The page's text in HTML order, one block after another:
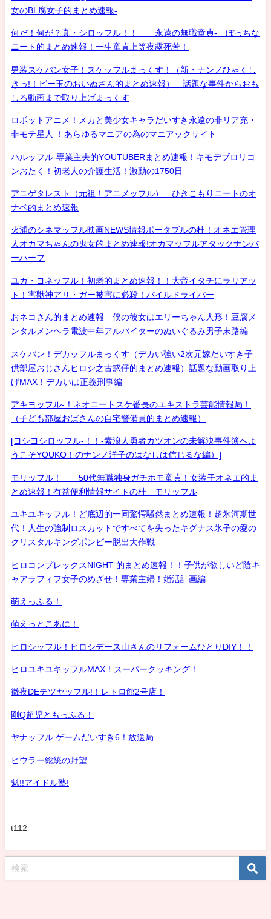
女のBL腐女子的まとめ速報-
何だ！何が？真・シロッフル！！ 永遠の無職童貞- ぼっちな
ニート的まとめ速報！一生童貞上等夜露死苦！
男装スケバン女子！スケッフルまっくす！（新・ナンノひゃくし
きっ!！ビー玉のおいぬさん的まとめ速報） 話題な事件からおも
しろ動画まで取り上げまっくす
ロボットアニメ！メカと美少女キャラだいすき永遠の非リア充・
非モテ星人 ！あらゆるマニアの為のマニアックサイト
ハルッフル-専業主夫的YOUTUBERまとめ速報！キモデブロリコ
ンおたく！初老人の介護生活！激動の1750日
アニゲタレスト（元祖！アニメッフル） ひきこもりニートのオ
ナベ的まとめ速報
火浦のシネマッフル映画NEWS情報ポータブルの杜！オネエ管理
人オカマちゃんの鬼女的まとめ速報!オカマッフルアタックナンバ
ーハーフ
ユカ・ヨネッフル！初老的まとめ速報！！大帝イタチにラリアッ
ト！害獣神アリ・ガー被害に必殺！パイルドライバー
おネコさん的まとめ速報 僕の彼女はエリーちゃん人形！豆腐メ
ンタルメンヘラ電波中年アルバイターのぬいぐるみ男子末路編
スケバン！デカッフルまっくす（デカい強い2次元嫁だいすき子
供部屋おじさんヒロシ之古惑仔的まとめ速報）話題な動画取り上
げMAX！デカいは正義刑事編
アキヨッフル-！ネオニートスケ番長のエキストラ芸能情報局！
（子ども部屋おばさんの自宅警備員的まとめ速報）
[ヨシヨシロッフル-！！-素浪人勇者カツオンの未解決事件簿へよ
うこそYOUKO！のナンノ洋子のはなしは信じるな編）]
モリッフル！ 50代無職独身ガチホモ童貞！女装子オネエ的ま
とめ速報！有益便利情報サイトの杜 モリッフル
ユキユキッフル！ど底辺的一同驚愕騒然まとめ速報！超氷河期世
代！人生の強制ロスカットですべてを失ったキグナス氷子の愛の
クリスタルキングボンビー脱出大作戦
ヒロコンプレックスNIGHT 的まとめ速報！！子供が欲しいど陰キ
ャアラフィフ女子のめざせ！専業主婦！婚活計画編
萌えっふる！
萌えっとこあに！
ヒロシッフル！ヒロシデース山さんのリフォームひとりDIY！！
ヒロユキユキッフルMAX！スーパークッキング！
徹夜DEテツヤッフル!！レトロ館2号店！
剛Q超児ともっふる！
ヤナッフル ゲームだいすき6！放送局
ヒウラー総統の野望
魁!!アイドル塾!
t112